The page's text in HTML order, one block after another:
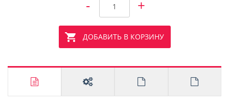
- +
ДОБАВИТЬ В КОРЗИНУ